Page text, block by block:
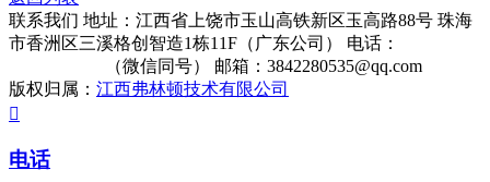
联系我们 地址：江西省上饶市玉山高铁新区玉高路88号 珠海
市香洲区三溪格创智造1栋11F（广东公司）
电话：
（微信同号）
邮箱：3842280535@qq.com
版权归属： 江西弗林顿技术有限公司

电话